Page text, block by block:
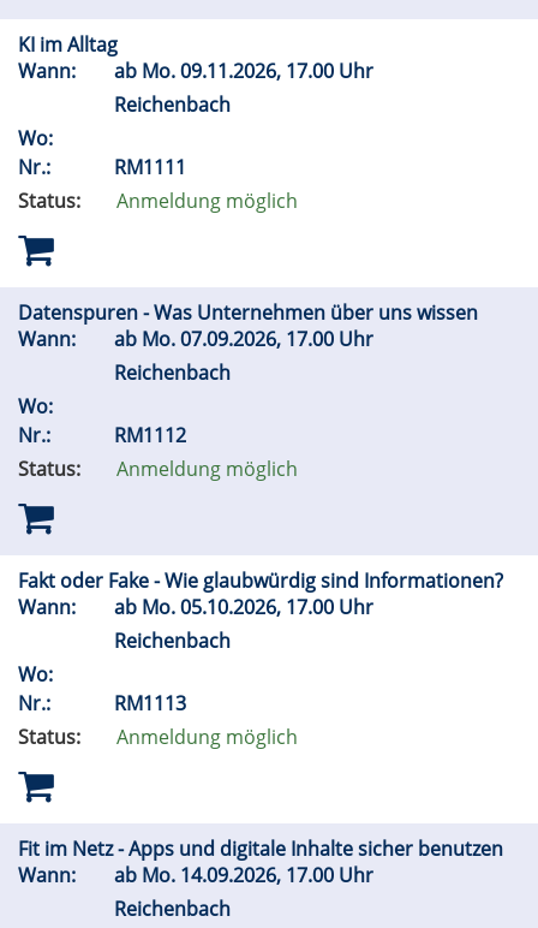
KI im Alltag
Wann:
ab Mo.09.11.2026, 17.00 Uhr
Reichenbach
Wo:
Nr.:
RM1111
Status:
Anmeldung möglich
Datenspuren - Was Unternehmen über uns wissen
Wann:
ab Mo.07.09.2026, 17.00 Uhr
Reichenbach
Wo:
Nr.:
RM1112
Status:
Anmeldung möglich
Fakt oder Fake - Wie glaubwürdig sind Informationen?
Wann:
ab Mo.05.10.2026, 17.00 Uhr
Reichenbach
Wo:
Nr.:
RM1113
Status:
Anmeldung möglich
Fit im Netz - Apps und digitale Inhalte sicher benutzen
Wann:
ab Mo. 14.09.2026, 17.00 Uhr
Reichenbach